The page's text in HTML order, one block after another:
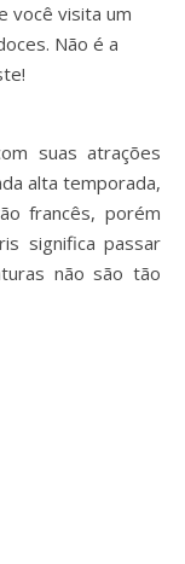
você visita um
Não é a
suas atrações
alta temporada,
francês, porém
significa passar
não são tão